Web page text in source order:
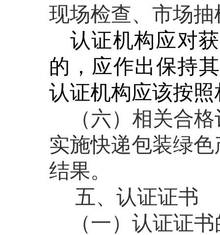
现场检查、市场
认证机构应对
的，应作出保持
认证机构应该按
（六）相关合
实施快递包装绿
结果。
五、认证证书
（一）认证证